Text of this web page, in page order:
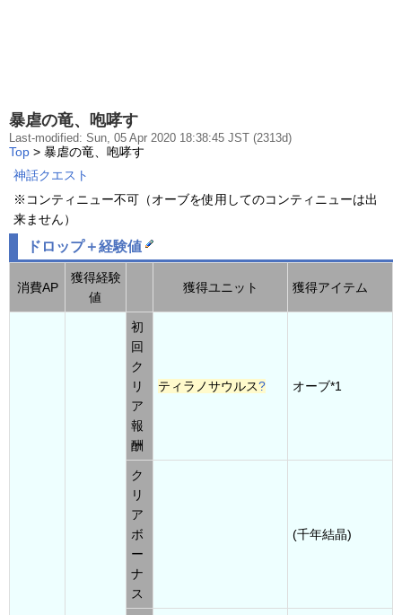
暴虐の竜、咆哮す
Last-modified: Sun, 05 Apr 2020 18:38:45 JST (2313d)
Top > 暴虐の竜、咆哮す
神話クエスト
※コンティニュー不可（オーブを使用してのコンティニューは出
来ません）
ドロップ＋経験値
消費AP
獲得経験
値
獲得ユニット 獲得アイテム
初
回
ク
リ
ア
報
酬
ティラノサウルス? オーブ*1
ク
リ
ア
ボ
ー
ナ
ス
(千年結晶)